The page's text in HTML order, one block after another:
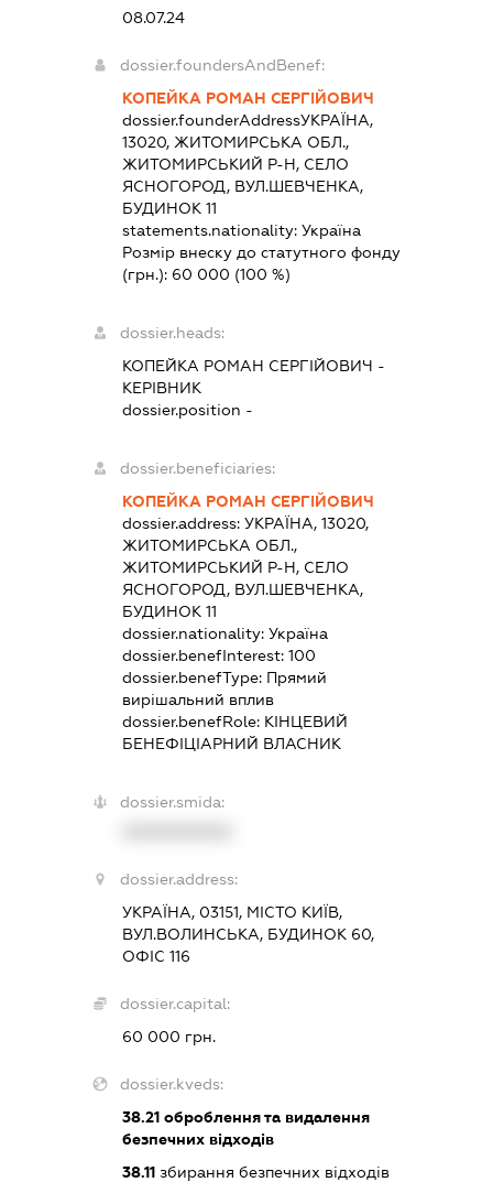
08.07.24
dossier.foundersAndBenef:
КОПЕЙКА РОМАН СЕРГІЙОВИЧ
dossier.founderAddressУКРАЇНА,
13020, ЖИТОМИРСЬКА ОБЛ.,
ЖИТОМИРСЬКИЙ Р-Н, СЕЛО
ЯСНОГОРОД, ВУЛ.ШЕВЧЕНКА,
БУДИНОК 11
statements.nationality: Україна
Розмір внеску до статутного фонду
(грн.): 60 000 (100 %)
dossier.heads:
КОПЕЙКА РОМАН СЕРГІЙОВИЧ -
КЕРІВНИК
dossier.position -
dossier.beneficiaries:
КОПЕЙКА РОМАН СЕРГІЙОВИЧ
dossier.address: УКРАЇНА, 13020,
ЖИТОМИРСЬКА ОБЛ.,
ЖИТОМИРСЬКИЙ Р-Н, СЕЛО
ЯСНОГОРОД, ВУЛ.ШЕВЧЕНКА,
БУДИНОК 11
dossier.nationality: Україна
dossier.benefInterest: 100
dossier.benefType: Прямий
вирішальний вплив
dossier.benefRole: КІНЦЕВИЙ
БЕНЕФІЦІАРНИЙ ВЛАСНИК
dossier.smida:
dossier.address:
УКРАЇНА, 03151, МІСТО КИЇВ,
ВУЛ.ВОЛИНСЬКА, БУДИНОК 60,
ОФІС 116
dossier.capital:
60 000 грн.
dossier.kveds:
38.21оброблення та видалення
безпечних відходів
38.11збирання безпечних відходів